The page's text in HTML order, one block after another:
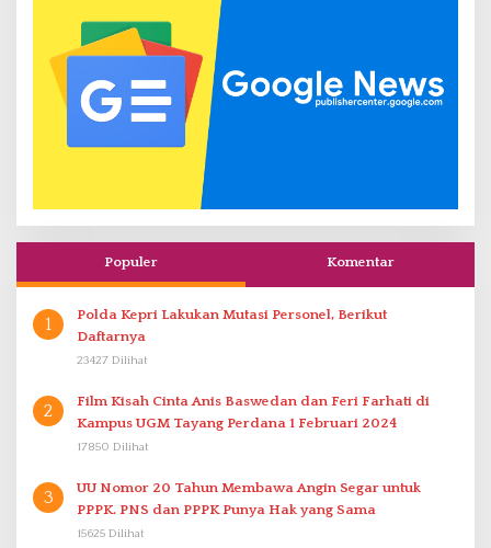
Populer Komentar
1
Polda Kepri Lakukan Mutasi Personel, Berikut
Daftarnya
23427 Dilihat
2
Film Kisah Cinta Anis Baswedan dan Feri Farhati di
Kampus UGM Tayang Perdana 1 Februari 2024
17850 Dilihat
3
UU Nomor 20 Tahun Membawa Angin Segar untuk
PPPK. PNS dan PPPK Punya Hak yang Sama
15625 Dilihat